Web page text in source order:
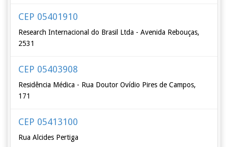
CEP 05401910
Research Internacional do Brasil Ltda - Avenida Rebouças,
2531
CEP 05403908
Residência Médica - Rua Doutor Ovídio Pires de Campos,
171
CEP 05413100
Rua Alcides Pertiga